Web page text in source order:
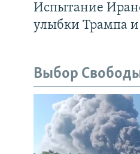
Испытание
улыбки Трампа
Выбор